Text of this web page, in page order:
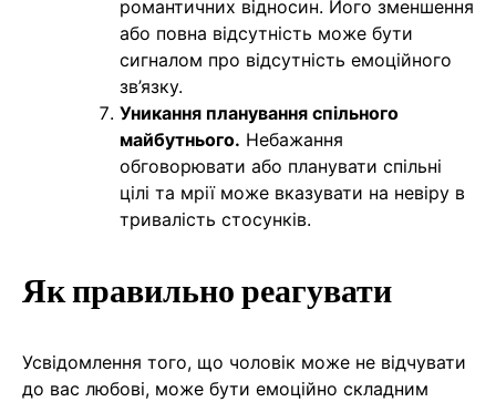
романтичних відносин. Його зменшення
або повна відсутність може бути
сигналом про відсутність емоційного
зв’язку.
Уникання планування спільного
майбутнього. Небажання
обговорювати або планувати спільні
цілі та мрії може вказувати на невіру в
тривалість стосунків.
Як правильно реагувати
Усвідомлення того, що чоловік може не відчувати
до вас любові, може бути емоційно складним